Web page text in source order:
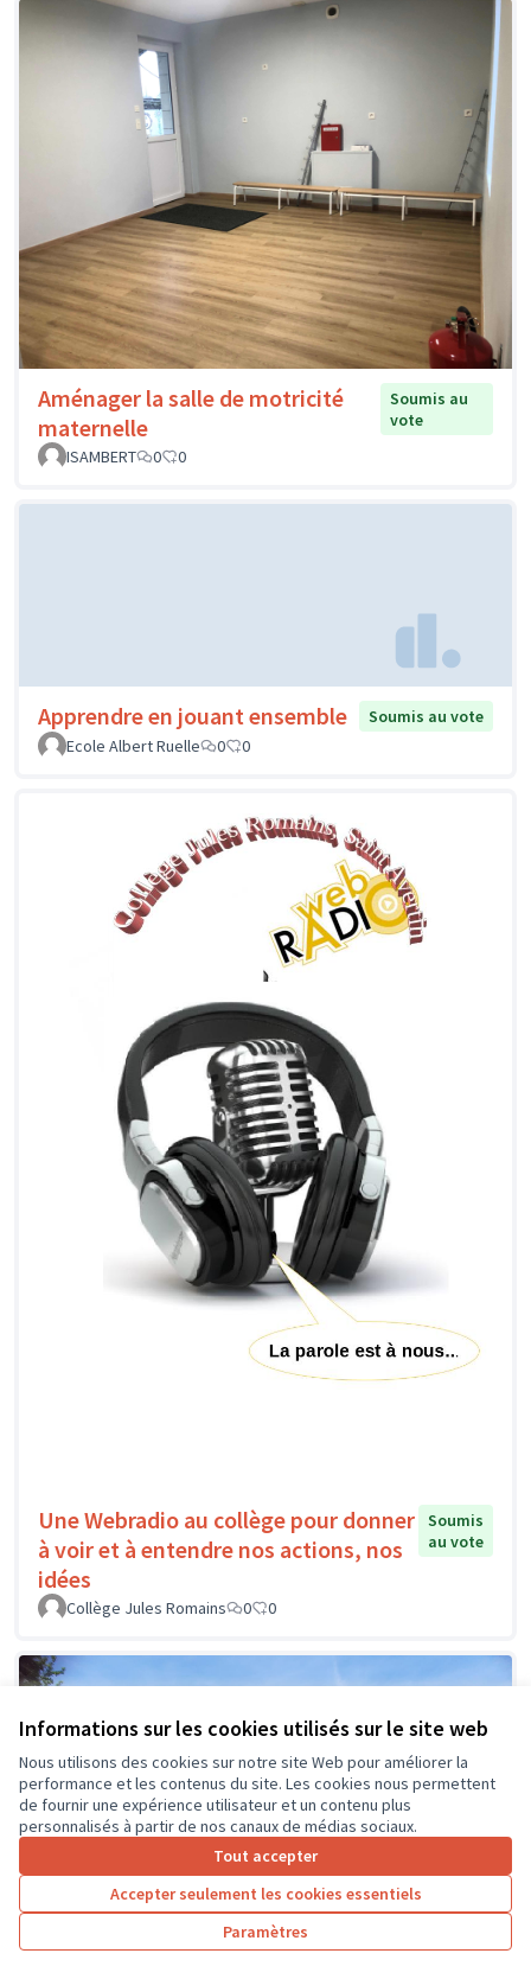
Informations sur les cookies utilisés sur le site web
Nous utilisons des cookies sur notre site Web pour améliorer la
performance et les contenus du site. Les cookies nous permettent
de fournir une expérience utilisateur et un contenu plus
personnalisés à partir de nos canaux de médias sociaux.
Tout accepter
Accepter seulement les cookies essentiels
Paramètres
Aménager la salle de motricité
maternelle
Soumis au
vote
ISAMBERT
0 0
Apprendre en jouant ensemble
Soumis au vote
Ecole Albert Ruelle
0 0
Une Webradio au collège pour donner
à voir et à entendre nos actions, nos
idées
Soumis
au vote
Collège Jules Romains 0 0